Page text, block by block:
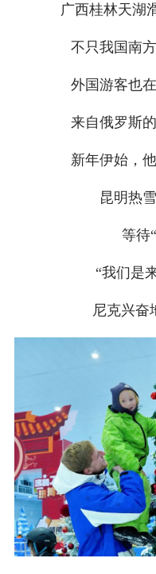
广西桂林天湖
不只我国南
外国游客也
来自俄罗斯
新年伊始，
昆明热
等待
“我们是
尼克兴奋